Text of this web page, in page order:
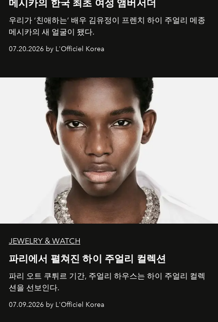
메시카의 한국 최초 여성 앰버서더
우리가 ‘친애하는’ 배우 김유정이 프렌치 하이 주얼리 메종
메시카의 새 얼굴이 됐다.
07.20.2026 by L'Officiel Korea
JEWELRY & WATCH
파리에서 펼쳐진 하이 주얼리 컬렉션
파리 오트 쿠튀르 기간, 주얼리 하우스는 하이 주얼리 컬렉
션을 선보인다.
07.09.2026 by L'Officiel Korea